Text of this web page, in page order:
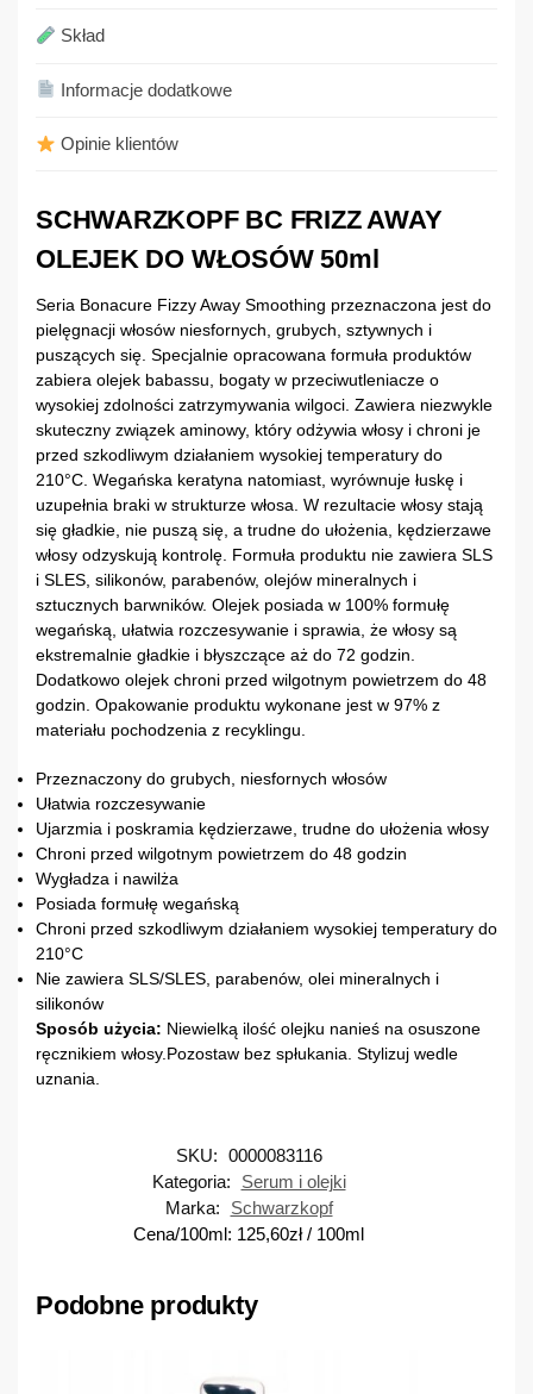
Skład
Informacje dodatkowe
Opinie klientów
SCHWARZKOPF BC FRIZZ AWAY
OLEJEK DO WŁOSÓW 50ml
Seria Bonacure Fizzy Away Smoothing przeznaczona jest do
pielęgnacji włosów niesfornych, grubych, sztywnych i
puszących się. Specjalnie opracowana formuła produktów
zabiera olejek babassu, bogaty w przeciwutleniacze o
wysokiej zdolności zatrzymywania wilgoci. Zawiera niezwykle
skuteczny związek aminowy, który odżywia włosy i chroni je
przed szkodliwym działaniem wysokiej temperatury do
210°C. Wegańska keratyna natomiast, wyrównuje łuskę i
uzupełnia braki w strukturze włosa. W rezultacie włosy stają
się gładkie, nie puszą się, a trudne do ułożenia, kędzierzawe
włosy odzyskują kontrolę. Formuła produktu nie zawiera SLS
i SLES, silikonów, parabenów, olejów mineralnych i
sztucznych barwników. Olejek posiada w 100% formułę
wegańską, ułatwia rozczesywanie i sprawia, że włosy są
ekstremalnie gładkie i błyszczące aż do 72 godzin.
Dodatkowo olejek chroni przed wilgotnym powietrzem do 48
godzin. Opakowanie produktu wykonane jest w 97% z
materiału pochodzenia z recyklingu.
Przeznaczony do grubych, niesfornych włosów
Ułatwia rozczesywanie
Ujarzmia i poskramia kędzierzawe, trudne do ułożenia włosy
Chroni przed wilgotnym powietrzem do 48 godzin
Wygładza i nawilża
Posiada formułę wegańską
Chroni przed szkodliwym działaniem wysokiej temperatury do
210°C
Nie zawiera SLS/SLES, parabenów, olei mineralnych i
silikonów
Sposób użycia: Niewielką ilość olejku nanieś na osuszone
ręcznikiem włosy.Pozostaw bez spłukania. Stylizuj wedle
uznania.
SKU: 0000083116
Kategoria:
Serum i olejki
Marka:
Schwarzkopf
Cena/100ml: 125,60zł/ 100ml
Podobne produkty